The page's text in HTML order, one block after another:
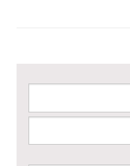
المرحلة الثالثة
- المرحلة الثالثة
في محافظة السويداء